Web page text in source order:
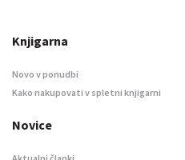
Knjigarna
Novo v ponudbi
Kako nakupovati v spletni knjigarni
Novice